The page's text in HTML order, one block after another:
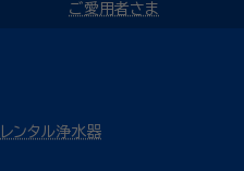
ご愛用者さま
レンタル浄水器